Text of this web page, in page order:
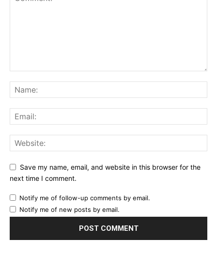
Save my name, email, and website in this browser for the
next time I comment.
Notify me of follow-up comments by email.
Notify me of new posts by email.